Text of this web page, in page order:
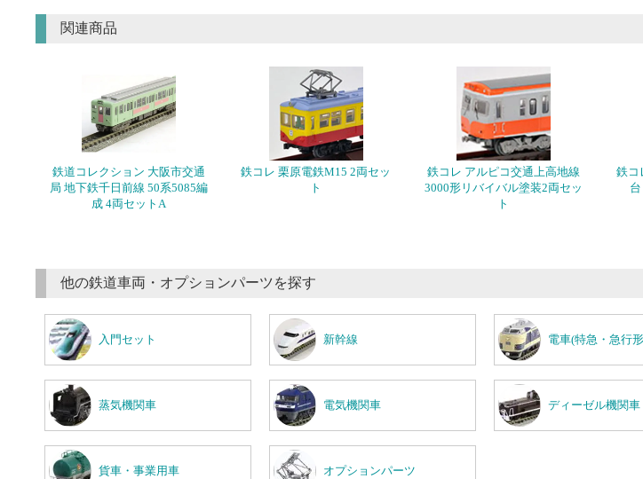
関連商品
鉄道コレクション 大阪市交通
局 地下鉄千日前線 50系5085編
成 4両セットA
鉄コレ 栗原電鉄M15 2両セッ
ト
鉄コレ アルピコ交通上高地線
3000形リバイバル塗装2両セッ
ト
鉄コ
他の鉄道車両・オプションパーツを探す
入門セット 新幹線 電車(特急・急行
蒸気機関車 電気機関車 ディーゼル機関車
貨車・事業用車 オプションパーツ